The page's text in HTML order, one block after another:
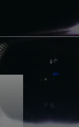
та
офісі та
– на всіх
– для
пару чи